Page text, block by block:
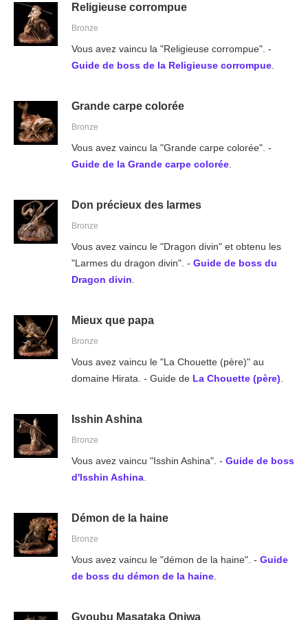
Religieuse corrompue
Bronze
Vous avez vaincu la "Religieuse corrompue". -
Guide de boss de la Religieuse corrompue.
Grande carpe colorée
Bronze
Vous avez vaincu la "Grande carpe colorée". -
Guide de la Grande carpe colorée.
Don précieux des larmes
Bronze
Vous avez vaincu le "Dragon divin" et obtenu les
"Larmes du dragon divin". - Guide de boss du
Dragon divin.
Mieux que papa
Bronze
Vous avez vaincu le "La Chouette (père)" au
domaine Hirata. - Guide de La Chouette (père).
Isshin Ashina
Bronze
Vous avez vaincu "Isshin Ashina". - Guide de boss
d'Isshin Ashina.
Démon de la haine
Bronze
Vous avez vaincu le "démon de la haine". - Guide
de boss du démon de la haine.
Gyoubu Masataka Oniwa